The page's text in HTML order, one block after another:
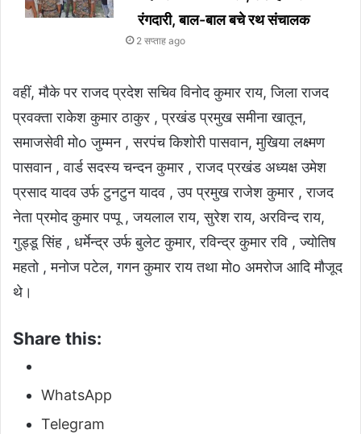
रंगदारी, बाल-बाल बचे रथ संचालक
2 सप्ताह ago
वहीं, मौके पर राजद प्रदेश सचिव विनोद कुमार राय, जिला राजद
प्रवक्ता राकेश कुमार ठाकुर , प्रखंड प्रमुख समीना खातून,
समाजसेवी मोo जुम्मन , सरपंच किशोरी पासवान, मुखिया लक्ष्मण
पासवान , वार्ड सदस्य चन्दन कुमार , राजद प्रखंड अध्यक्ष उमेश
प्रसाद यादव उर्फ टुनटुन यादव , उप प्रमुख राजेश कुमार , राजद
नेता प्रमोद कुमार पप्पू , जयलाल राय, सुरेश राय, अरविन्द राय,
गुड्डू सिंह , धर्मेन्द्र उर्फ बुलेट कुमार, रविन्द्र कुमार रवि , ज्योतिष
महतो , मनोज पटेल, गगन कुमार राय तथा मोo अमरोज आदि मौजूद
थे।
Share this:
WhatsApp
Telegram